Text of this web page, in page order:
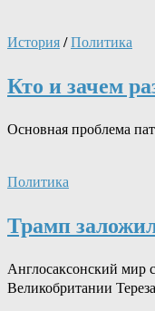
История/Политика
Кто и зачем
Основная проблема
Политика
Трамп
Англосаксонский мир
Великобритании